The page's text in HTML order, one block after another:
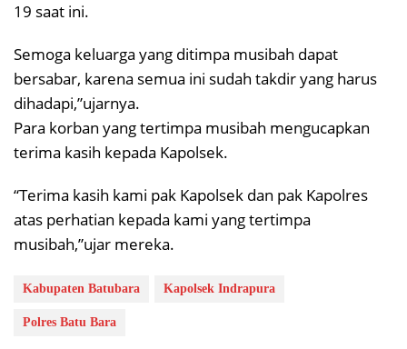
19 saat ini.
Semoga keluarga yang ditimpa musibah dapat
bersabar, karena semua ini sudah takdir yang harus
dihadapi,”ujarnya.
Para korban yang tertimpa musibah mengucapkan
terima kasih kepada Kapolsek.
“Terima kasih kami pak Kapolsek dan pak Kapolres
atas perhatian kepada kami yang tertimpa
musibah,”ujar mereka.
Kabupaten Batubara Kapolsek Indrapura
Polres Batu Bara